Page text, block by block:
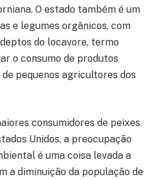
O estado também é um
e legumes orgânicos, com
do locavore, termo
o consumo de produtos
pequenos agricultores dos
consumidores de peixes
Unidos, a preocupação
é uma coisa levada a
a diminuição da população de